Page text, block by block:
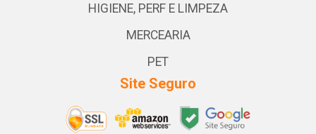
HIGIENE, PERF E LIMPEZA
MERCEARIA
PET
Site Seguro